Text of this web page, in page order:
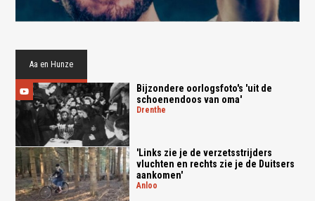
Aa en Hunze
Bijzondere oorlogsfoto's 'uit de
schoenendoos van oma'
drenthe
'Links zie je de verzetsstrijders
vluchten en rechts zie je de Duitsers
aankomen'
anloo